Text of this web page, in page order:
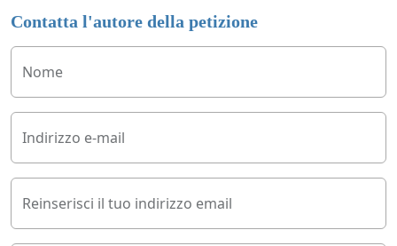
Contatta l'autore della petizione
Nome
Indirizzo e-mail
Reinserisci il tuo indirizzo email